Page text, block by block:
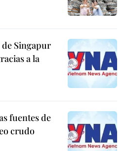
Singapur
a la
fuentes de
crudo